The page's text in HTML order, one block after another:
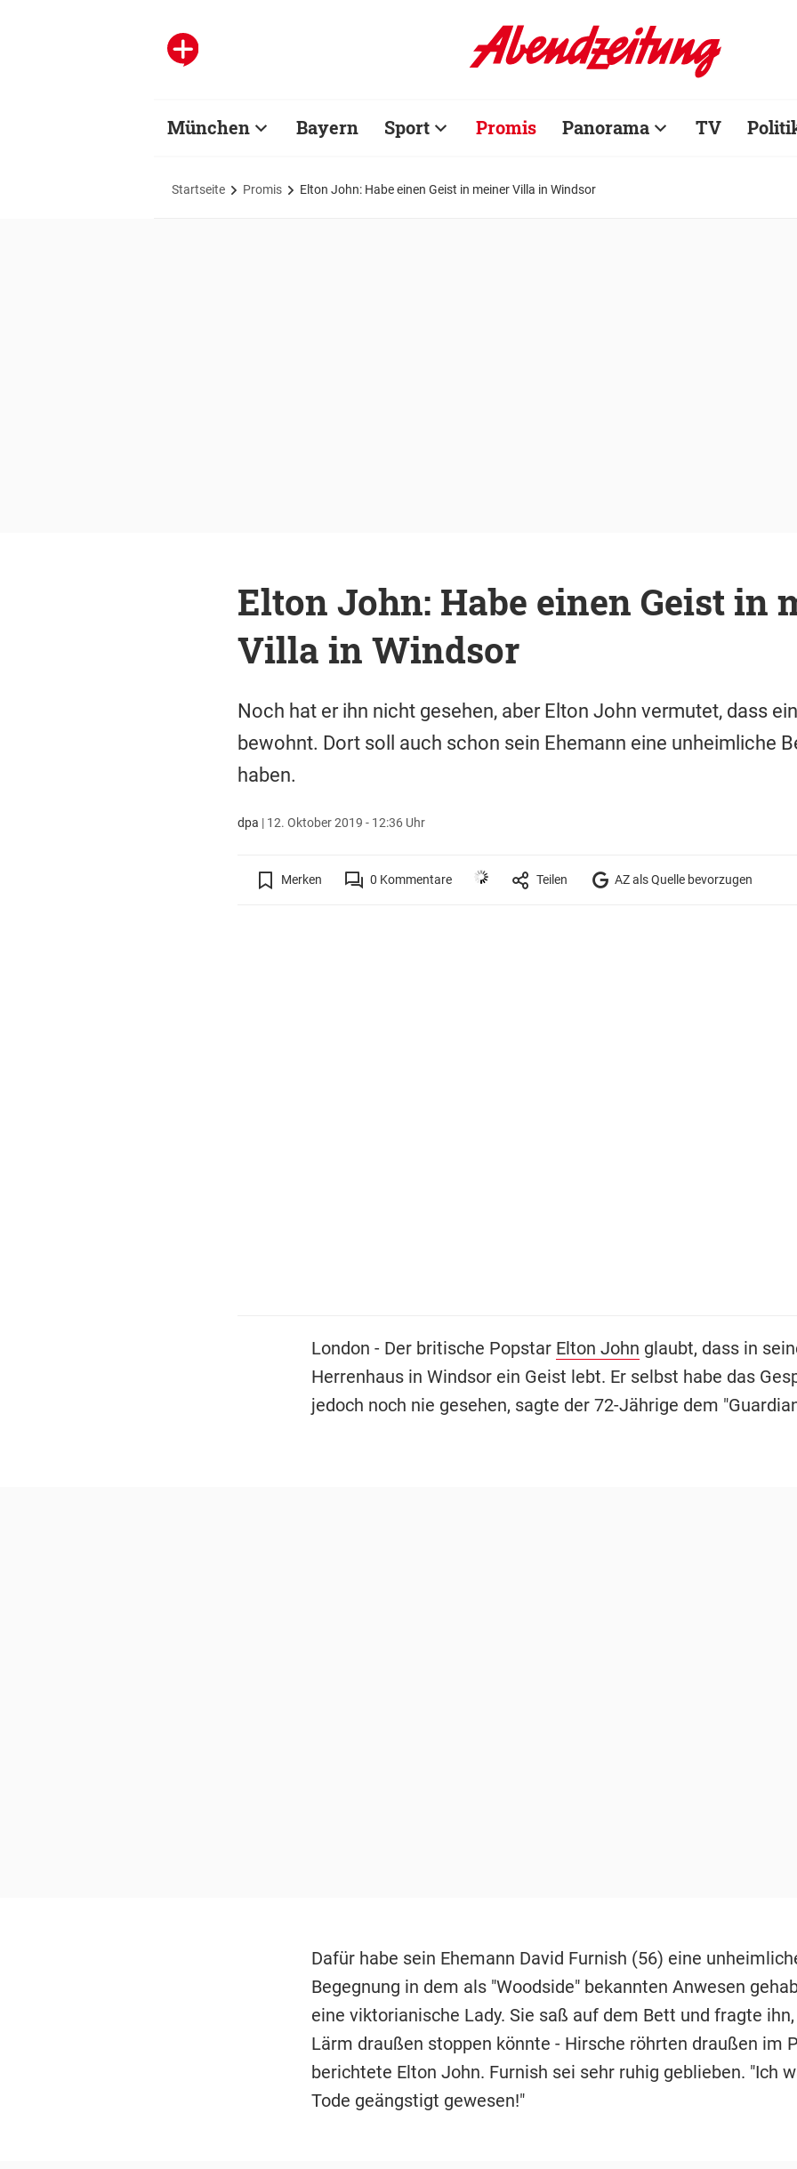
München Bayern Sport Promis Panorama TV
Startseite Promis Elton John: Habe einen Geist in meiner Villa in Windsor
Elton John: Habe einen Geist in
Villa in Windsor
Noch hat er ihn nicht gesehen, aber Elton John vermutet, dass
bewohnt. Dort soll auch schon sein Ehemann eine unheimliche
haben.
dpa | 12. Oktober 2019 - 12:36 Uhr
Merken 0 Kommentare Teilen AZ als Quelle bevorzugen
London - Der britische Popstar Elton John glaubt, dass in
Herrenhaus in Windsor ein Geist lebt. Er selbst habe das
jedoch noch nie gesehen, sagte der 72-Jährige dem
Dafür habe sein Ehemann David Furnish (56) eine
Begegnung in dem als "Woodside" bekannten Anwesen
eine viktorianische Lady. Sie saß auf dem Bett und fragte
Lärm draußen stoppen könnte - Hirsche röhrten draußen im
berichtete Elton John. Furnish sei sehr ruhig geblieben. "Ich
Tode geängstigt gewesen!"